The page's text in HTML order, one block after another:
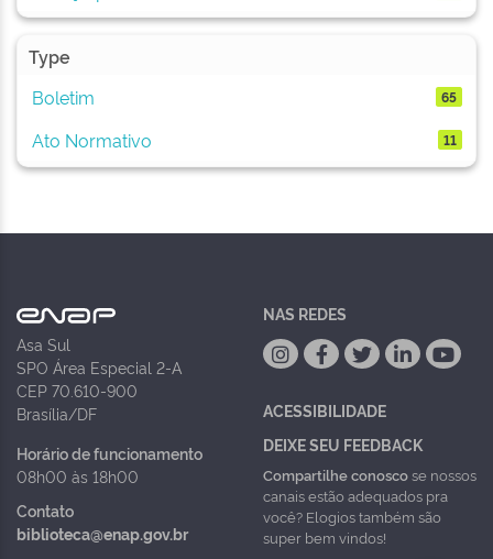
Type
Boletim
65
Ato Normativo 11
Asa Sul
SPO Área Especial 2-A
CEP 70.610-900
Brasília/DF
Horário de funcionamento
08h00 às 18h00
Contato
biblioteca@enap.gov.br
NAS REDES
ACESSIBILIDADE
DEIXE SEU FEEDBACK
Compartilhe conoscose nossos
canais estão adequados pra
você? Elogios também são
super bem vindos!